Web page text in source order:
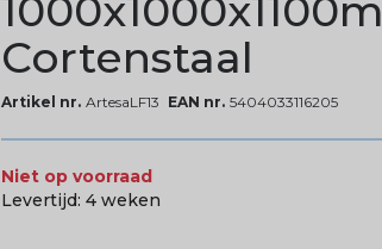
Cortenstaal
Artikel nr. ArtesaLF13 EAN nr. 5404033116205
Niet op voorraad
Levertijd: 4 weken